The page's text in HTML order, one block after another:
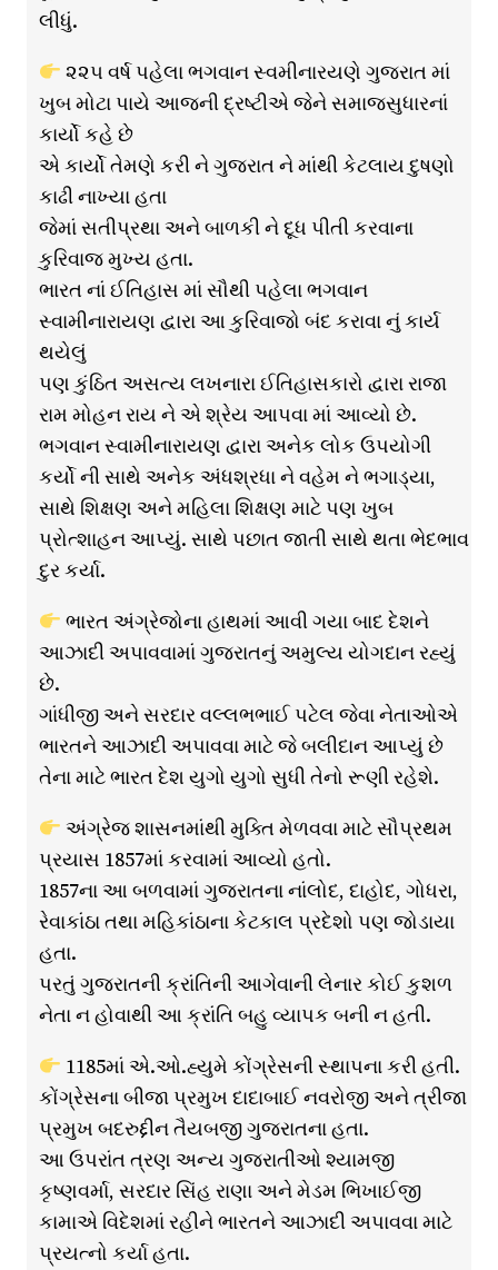
લીધું.
૨૨૫ વર્ષ પહેલા ભગવાન સ્વમીનારયણે ગુજરાત માં
ખુબ મોટા પાયે આજની દ્રષ્ટીએ જેને સમાજસુધારનાં
કાર્યો કહે છે
એ કાર્યો તેમણે કરી ને ગુજરાત ને માંથી કેટલાય દુષણો
કાઢી નાખ્યા હતા
જેમાં સતીપ્રથા અને બાળકી ને દૂધ પીતી કરવાના
કુરિવાજ મુખ્ય હતા.
ભારત નાં ઈતિહાસ માં સૌથી પહેલા ભગવાન
સ્વામીનારાયણ દ્વારા આ કુરિવાજો બંદ કરાવા નું કાર્ય
થયેલું
પણ કુંઠિત અસત્ય લખનારા ઈતિહાસકારો દ્વારા રાજા
રામ મોહન રાય ને એ શ્રેય આપવા માં આવ્યો છે.
ભગવાન સ્વામીનારાયણ દ્વારા અનેક લોક ઉપયોગી
કર્યો ની સાથે અનેક અંધશ્રધા ને વહેમ ને ભગાડ્યા,
સાથે શિક્ષણ અને મહિલા શિક્ષણ માટે પણ ખુબ
પ્રોત્શાહન આપ્યું. સાથે પછાત જાતી સાથે થતા ભેદભાવ
દુર કર્યા.
ભારત અંગ્રેજોના હાથમાં આવી ગયા બાદ દેશને
આઝાદી અપાવવામાં ગુજરાતનું અમુલ્ય યોગદાન રહ્યું
છે.
ગાંધીજી અને સરદાર વલ્લભભાઈ પટેલ જેવા નેતાઓએ
ભારતને આઝાદી અપાવવા માટે જે બલીદાન આપ્યું છે
તેના માટે ભારત દેશ યુગો યુગો સુધી તેનો રૂણી રહેશે.
અંગ્રેજ શાસનમાંથી મુક્તિ મેળવવા માટે સૌપ્રથમ
પ્રયાસ 1857માં કરવામાં આવ્યો હતો.
1857ના આ બળવામાં ગુજરાતના નાંલોદ, દાહોદ, ગોધરા,
રેવાકાંઠા તથા મહિકાંઠાના કેટકાલ પ્રદેશો પણ જોડાયા
હતા.
પરતું ગુજરાતની ક્રાંતિની આગેવાની લેનાર કોઈ કુશળ
નેતા ન હોવાથી આ ક્રાંતિ બહુ વ્યાપક બની ન હતી.
1185માં એ.ઓ.હ્યુમે કોંગ્રેસની સ્થાપના કરી હતી.
કોંગ્રેસના બીજા પ્રમુખ દાદાબાઈ નવરોજી અને ત્રીજા
પ્રમુખ બદરુદ્દીન તૈયબજી ગુજરાતના હતા.
આ ઉપરાંત ત્રણ અન્ય ગુજરાતીઓ શ્યામજી
કૃષ્ણવર્મા, સરદાર સિંહ રાણા અને મેડમ ભિખાઈજી
કામાએ વિદેશમાં રહીને ભારતને આઝાદી અપાવવા માટે
પ્રયત્નો કર્યા હતા.